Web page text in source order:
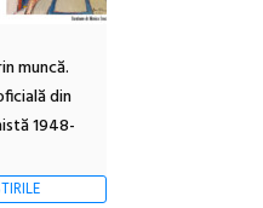
muncă.
din
1948-